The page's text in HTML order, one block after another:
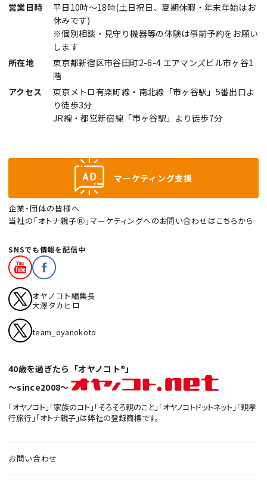
40歳を過ぎたら「オヤノコト®」
〜since2008〜
「オヤノコト」「家族のコト」「そろそろ親のこと」「オヤノコトドットネット」「親孝
行旅行」「オトナ親子」は弊社の登録商標です。
お問い合わせ
営業日時
平日10時～18時(土日祝日、夏期休暇・年末年始はお
休みです)
※個別相談・見守り機器等の体験は事前予約をお願い
します
所在地
東京都新宿区市谷田町2-6-4 エアマンズビル市ヶ谷1
階
アクセス
東京メトロ有楽町線・南北線「市ヶ谷駅」5番出口よ
り徒歩3分
JR線・都営新宿線「市ヶ谷駅」より徒歩7分
マーケティング支援
企業・団体の皆様へ
当社の「オトナ親子Ⓡ」マーケティングへのお問い合わせはこちらから
SNSでも情報を配信中
オヤノコト編集長
大澤タカヒロ
team_oyanokoto